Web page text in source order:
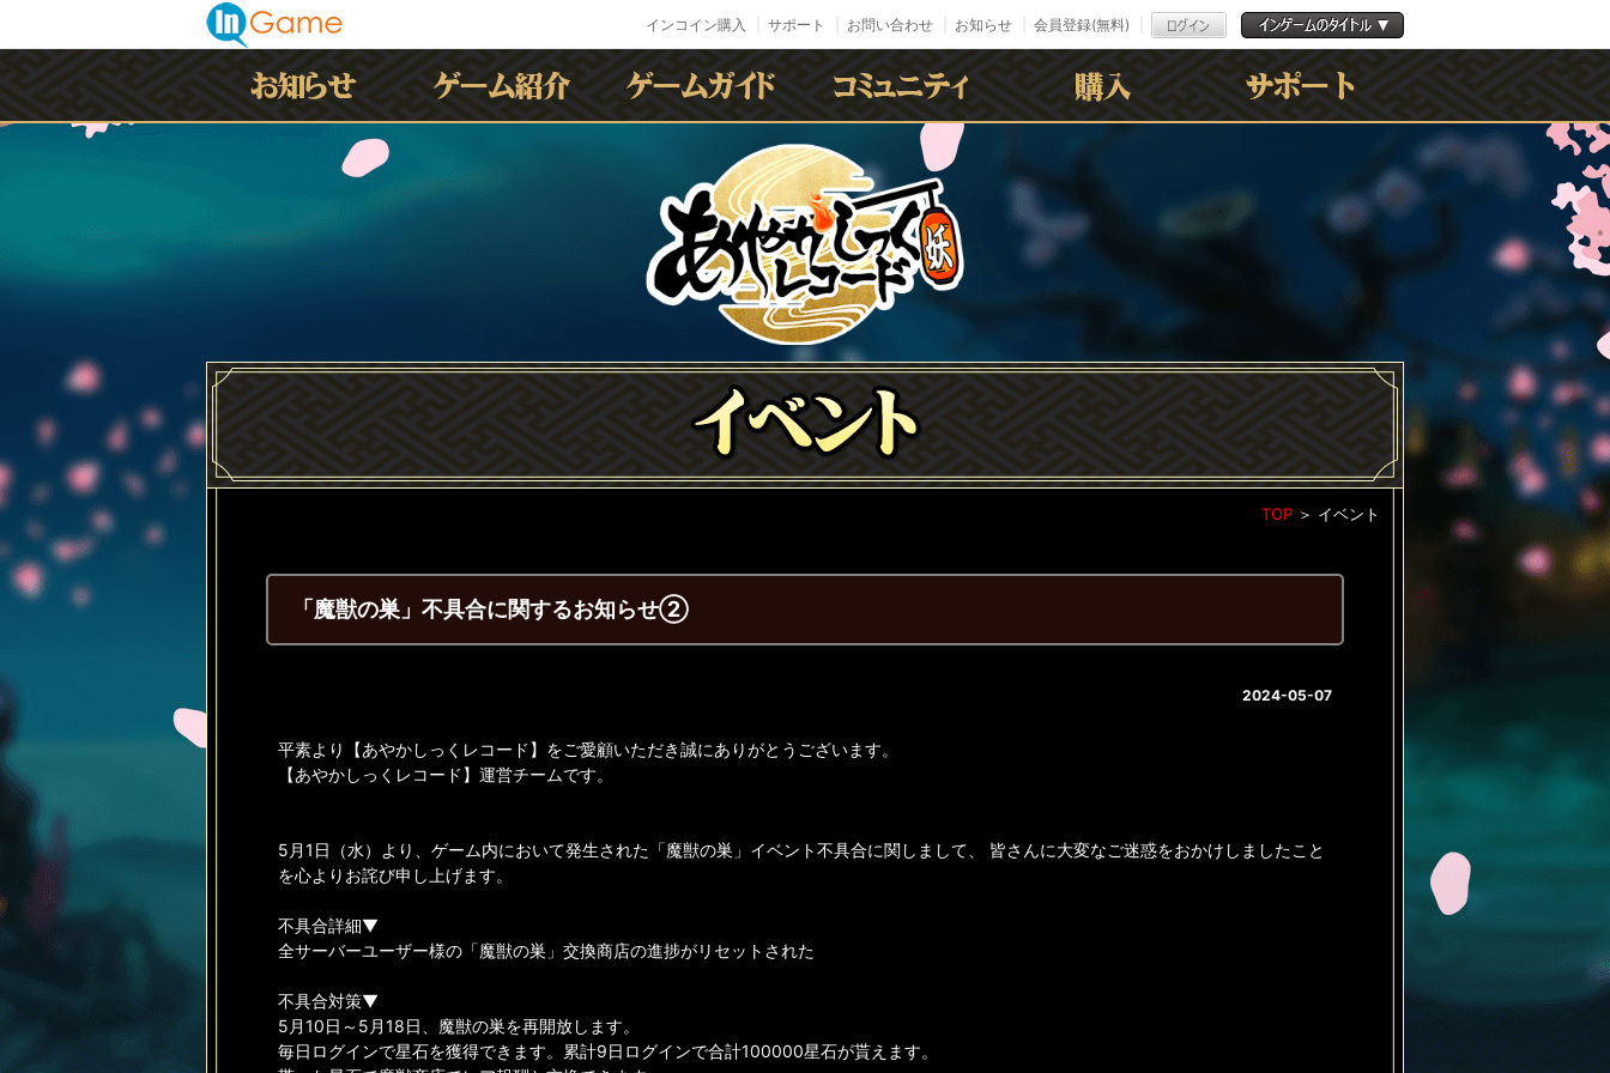
インコイン購入 サポート お問い合わせ お知らせ 会員登録(無料)
イベント 利用規約
ﾌﾟﾗｲﾊﾞｼｰﾎﾟﾘｼｰ
TOP ＞ イベント
「魔獣の巣」不具合に関するお知らせ②
2024-05-07
平素より【あやかしっくレコード】をご愛顧いただき誠にありがとうございます。
【あやかしっくレコード】運営チームです。
5月1日（水）より、ゲーム内において発生された「魔獣の巣」イベント不具合に関しまして、 皆さんに大変なご迷惑をおかけしましたこと
を心よりお詫び申し上げます。
不具合詳細▼
全サーバーユーザー様の「魔獣の巣」交換商店の進捗がリセットされた
不具合対策▼
5月10日～5月18日、魔獣の巣を再開放します。
毎日ログインで星石を獲得できます。累計9日ログインで合計100000星石が貰えます。